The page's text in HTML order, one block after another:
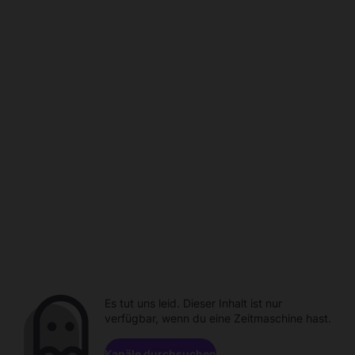
Es tut uns leid. Dieser Inhalt ist nur
verfügbar, wenn du eine Zeitmaschine hast.